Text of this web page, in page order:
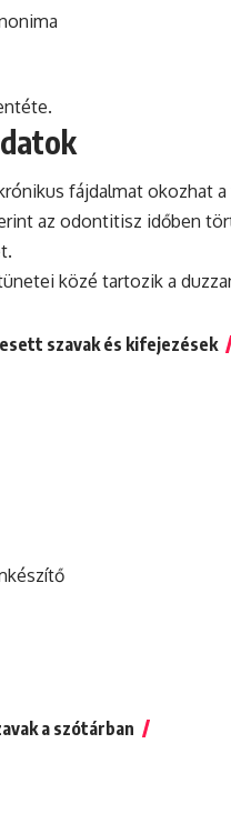
fájdalmat okozhat a
az odontitisz időben
közé tartozik a
szavak és kifejezések
a szótárban